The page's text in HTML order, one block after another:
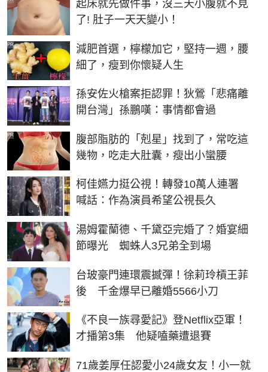
起床就先做件事，沒三天小腹就不見
了! 肚子一天天變小！
減肥首選，檸檬加它，堅持一週，腰
細了，瘦到你懷疑人生
PR
孫安佐火槍案拒認罪！狄鶯「悲痛離
開台灣」孫鵬嘆：事情都會過
腹部脂肪的「剋星」找到了，常吃這
幾物，吃走大肚囊，瘦出小蠻腰
PR
柯佳嬿力挺公視！轉發10萬人連署
喊話：作為演員希望公視長久
湯姆霍蘭德、千黛亞完婚了？婚宴細
節曝光 蜘蛛人3兄弟全到場
台玻豪門連環震撼彈！徐莉玲槓王菲
後 千金爆早已離婚5566小刀
《不良一族尋愛記》登Netflix亞軍！
才播第3集 他疑嗑藥遭退賽
71歲姜厚任認愛小24歲女友！小一就